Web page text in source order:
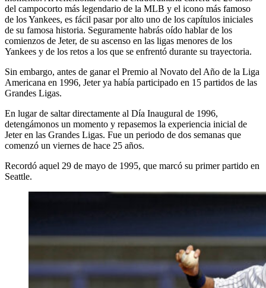
del campocorto más legendario de la MLB y el icono más famoso
de los Yankees, es fácil pasar por alto uno de los capítulos iniciales
de su famosa historia. Seguramente habrás oído hablar de los
comienzos de Jeter, de su ascenso en las ligas menores de los
Yankees y de los retos a los que se enfrentó durante su trayectoria.
Sin embargo, antes de ganar el Premio al Novato del Año de la Liga
Americana en 1996, Jeter ya había participado en 15 partidos de las
Grandes Ligas.
En lugar de saltar directamente al Día Inaugural de 1996,
detengámonos un momento y repasemos la experiencia inicial de
Jeter en las Grandes Ligas. Fue un periodo de dos semanas que
comenzó un viernes de hace 25 años.
Recordó aquel 29 de mayo de 1995, que marcó su primer partido en
Seattle.